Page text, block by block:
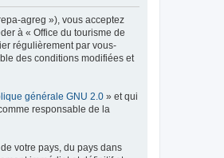
agreg »), vous acceptez
à « Office du tourisme de
régulièrement par vous-
des conditions modifiées et
générale GNU 2.0 » et qui
responsable de la
votre pays, du pays dans